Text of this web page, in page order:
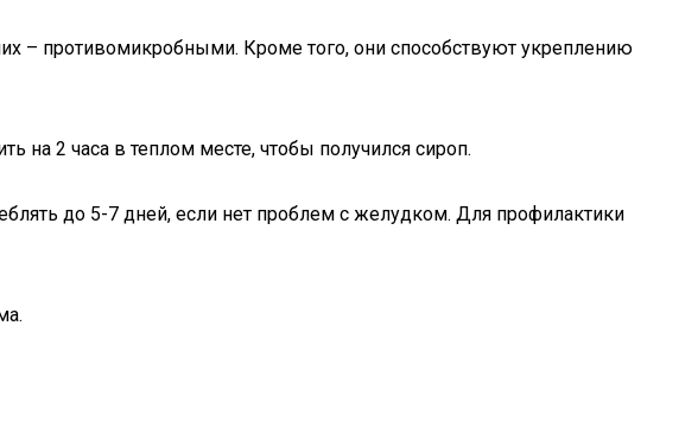
– противомикробными. Кроме того, они способствуют укреплению
на 2 часа в теплом месте, чтобы получился сироп.
до 5-7 дней, если нет проблем с желудком. Для профилактики